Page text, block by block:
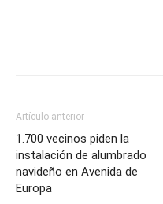
Artículo anterior
1.700 vecinos piden la
instalación de alumbrado
navideño en Avenida de
Europa